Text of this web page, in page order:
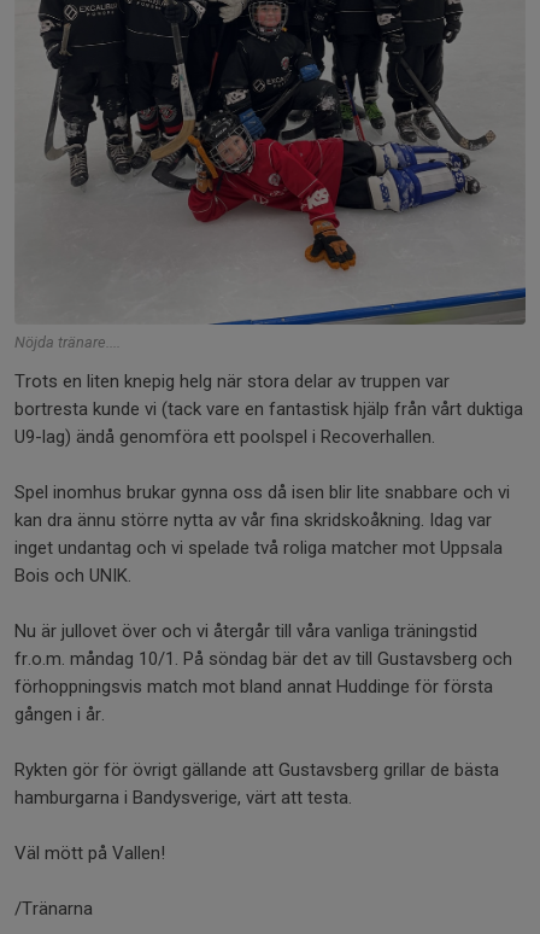
Nöjda tränare....
Trots en liten knepig helg när stora delar av truppen var
bortresta kunde vi (tack vare en fantastisk hjälp från vårt duktiga
U9-lag) ändå genomföra ett poolspel i Recoverhallen.
Spel inomhus brukar gynna oss då isen blir lite snabbare och vi
kan dra ännu större nytta av vår fina skridskoåkning. Idag var
inget undantag och vi spelade två roliga matcher mot Uppsala
Bois och UNIK.
Nu är jullovet över och vi återgår till våra vanliga träningstid
fr.o.m. måndag 10/1. På söndag bär det av till Gustavsberg och
förhoppningsvis match mot bland annat Huddinge för första
gången i år.
Rykten gör för övrigt gällande att Gustavsberg grillar de bästa
hamburgarna i Bandysverige, värt att testa.
Väl mött på Vallen!
/Tränarna